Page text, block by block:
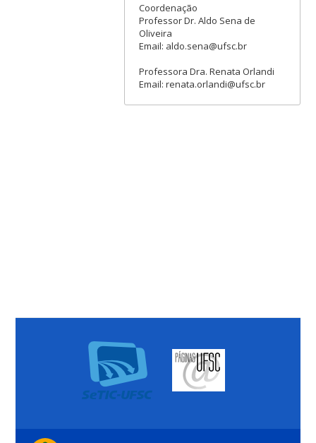
Coordenação
Professor Dr. Aldo Sena de
Oliveira
Email: aldo.sena@ufsc.br
Professora Dra. Renata Orlandi
Email: renata.orlandi@ufsc.br